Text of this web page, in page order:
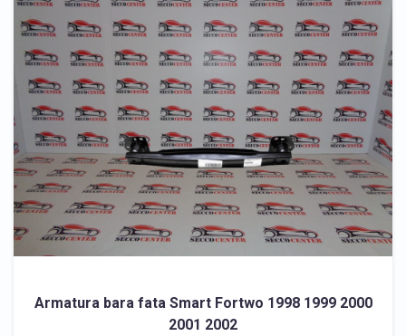
Armatura bara fata Smart Fortwo 1998 1999 2000
2001 2002